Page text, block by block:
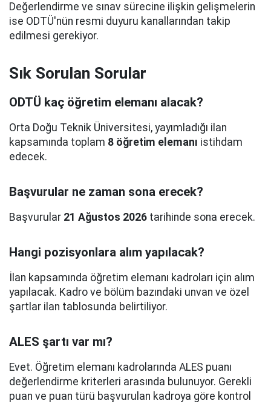
Değerlendirme ve sınav sürecine ilişkin gelişmelerin
ise ODTÜ'nün resmi duyuru kanallarından takip
edilmesi gerekiyor.
Sık Sorulan Sorular
ODTÜ kaç öğretim elemanı alacak?
Orta Doğu Teknik Üniversitesi, yayımladığı ilan
kapsamında toplam 8 öğretim elemanı istihdam
edecek.
Başvurular ne zaman sona erecek?
Başvurular 21 Ağustos 2026 tarihinde sona erecek.
Hangi pozisyonlara alım yapılacak?
İlan kapsamında öğretim elemanı kadroları için alım
yapılacak. Kadro ve bölüm bazındaki unvan ve özel
şartlar ilan tablosunda belirtiliyor.
ALES şartı var mı?
Evet. Öğretim elemanı kadrolarında ALES puanı
değerlendirme kriterleri arasında bulunuyor. Gerekli
puan ve puan türü başvurulan kadroya göre kontrol